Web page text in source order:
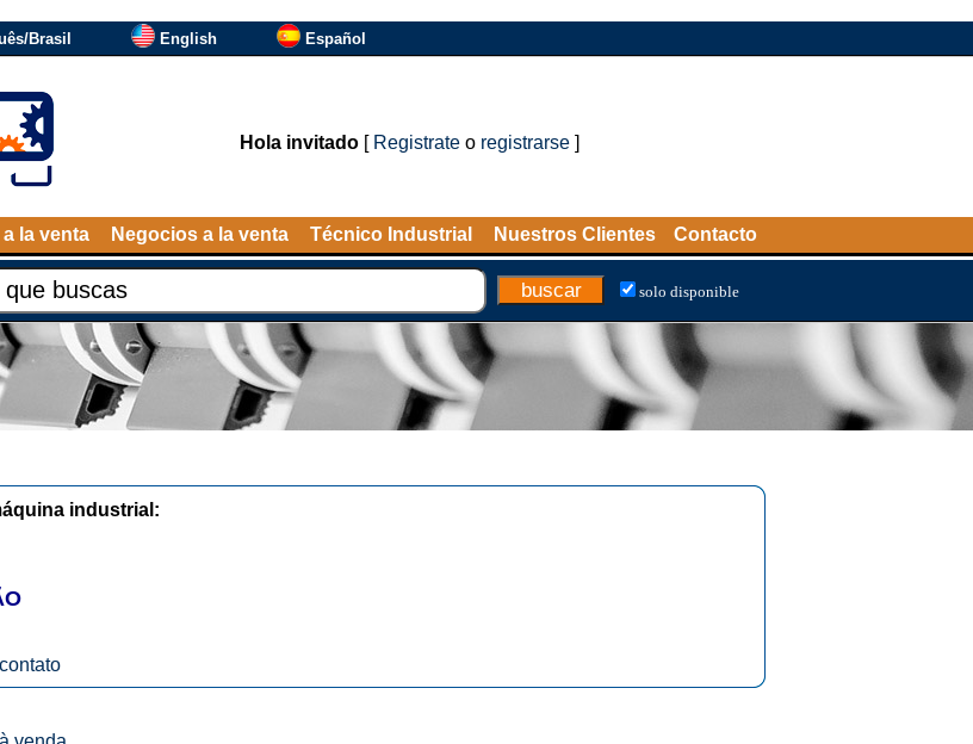
Brasil English Español
Hola invitado[ Registrateo registrarse]
la venta Negocios a la venta Técnico Industrial Nuestros Clientes Contacto
solo disponible
industrial: